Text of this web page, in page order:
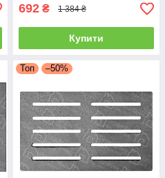
692 ₴ 1 384 ₴
Купити
Топ –50%